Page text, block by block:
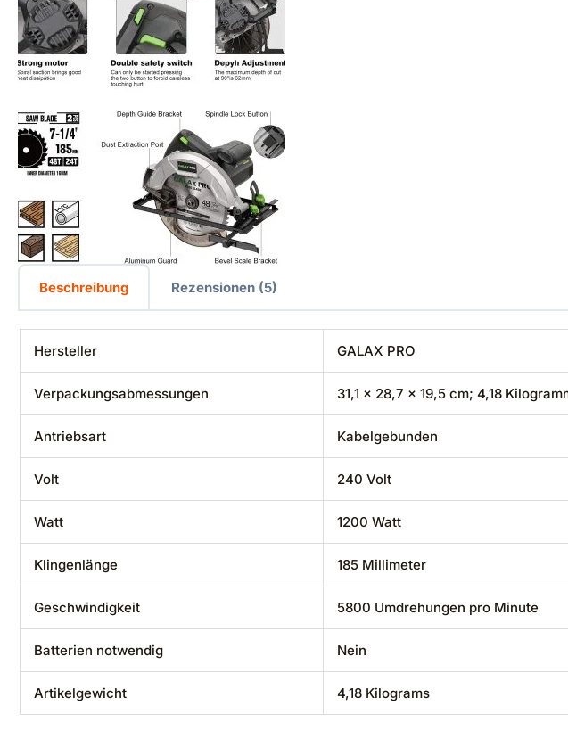
Beschreibung Rezensionen (5)
Hersteller ‎GALAX PRO
Verpackungsabmessungen ‎31,1 x 28,7 x 19,5 cm; 4,18
Antriebsart ‎Kabelgebunden
Volt ‎240 Volt
Watt ‎1200 Watt
Klingenlänge ‎185 Millimeter
Geschwindigkeit ‎5800 Umdrehungen pro Minute
Batterien notwendig ‎Nein
Artikelgewicht ‎4,18 Kilograms